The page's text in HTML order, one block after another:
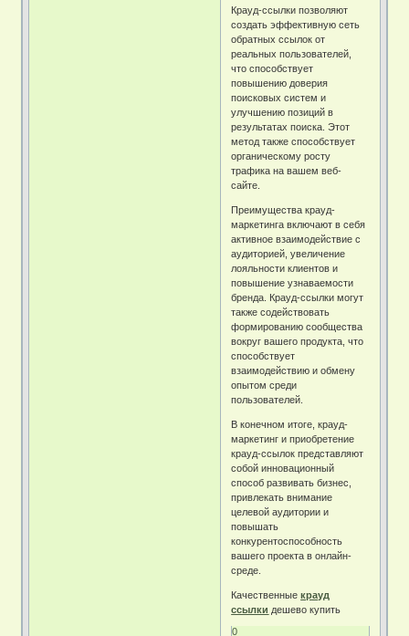
Крауд-ссылки позволяют
создать эффективную сеть
обратных ссылок от
реальных пользователей,
что способствует
повышению доверия
поисковых систем и
улучшению позиций в
результатах поиска. Этот
метод также способствует
органическому росту
трафика на вашем веб-
сайте.
Преимущества крауд-
маркетинга включают в себя
активное взаимодействие с
аудиторией, увеличение
лояльности клиентов и
повышение узнаваемости
бренда. Крауд-ссылки могут
также содействовать
формированию сообщества
вокруг вашего продукта, что
способствует
взаимодействию и обмену
опытом среди
пользователей.
В конечном итоге, крауд-
маркетинг и приобретение
крауд-ссылок представляют
собой инновационный
способ развивать бизнес,
привлекать внимание
целевой аудитории и
повышать
конкурентоспособность
вашего проекта в онлайн-
среде.
Качественныекрауд
ссылки дешево купить
0